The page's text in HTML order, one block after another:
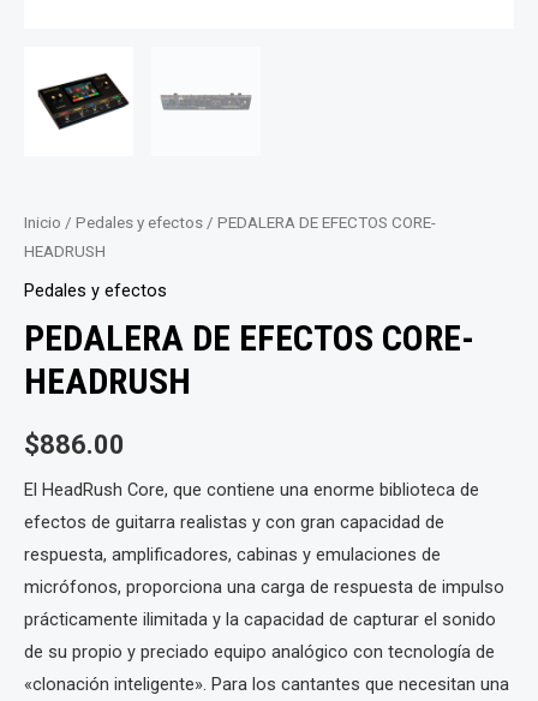
Inicio / Pedales y efectos / PEDALERA DE EFECTOS CORE-
HEADRUSH
Pedales y efectos
PEDALERA DE EFECTOS CORE-
HEADRUSH
$886.00
El HeadRush Core, que contiene una enorme biblioteca de
efectos de guitarra realistas y con gran capacidad de
respuesta, amplificadores, cabinas y emulaciones de
micrófonos, proporciona una carga de respuesta de impulso
prácticamente ilimitada y la capacidad de capturar el sonido
de su propio y preciado equipo analógico con tecnología de
«clonación inteligente». Para los cantantes que necesitan una